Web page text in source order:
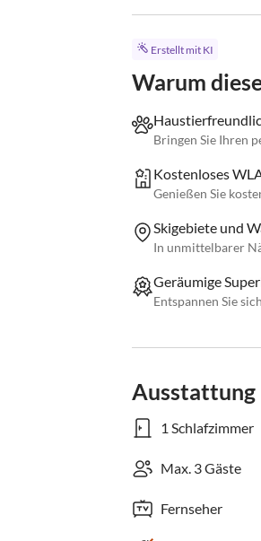
Erstellt mit KI
Warum
Bringen Sie Ihren
Kostenloses
Genießen Sie
Skigebiete und
In unmittelbarer
Geräumige
Entspannen Sie
Ausstattung
1 Schlafzimmer
Max. 3 Gäste
Fernseher